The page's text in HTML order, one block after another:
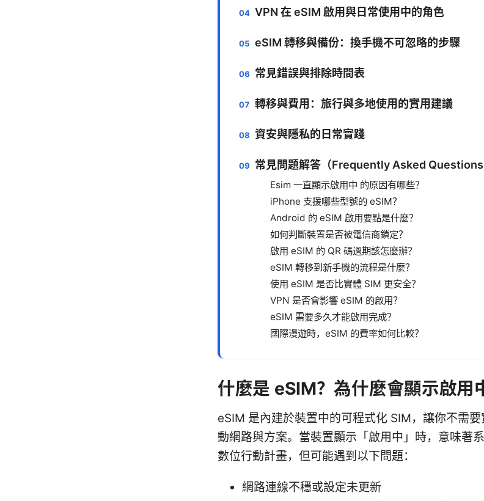
VPN 在 eSIM 啟用與日常使用中的角色
eSIM 轉移與備份：換手機不可忽略的步驟
常見錯誤與排除時間表
轉移與費用：旅行與多地使用的實用建議
資安與隱私的日常實踐
常見問題解答（Frequently Asked Questions
Esim 一直顯示啟用中 的原因有哪些？
iPhone 支援哪些型號的 eSIM？
Android 的 eSIM 啟用要點是什麼？
如何判斷裝置是否被電信商鎖定？
啟用 eSIM 的 QR 碼過期該怎麼辦？
eSIM 轉移到新手機的流程是什麼？
使用 eSIM 是否比實體 SIM 更安全？
VPN 是否會影響 eSIM 的啟用？
eSIM 需要多久才能啟用完成？
國際漫遊時，eSIM 的費率如何比較？
什麼是 eSIM？為什麼會顯示啟用
eSIM 是內建於裝置中的可程式化 SIM，讓你不需
動網路與方案。當裝置顯示「啟用中」時，意味著
數位行動計畫，但可能遇到以下問題：
網路連線不穩或設定未更新